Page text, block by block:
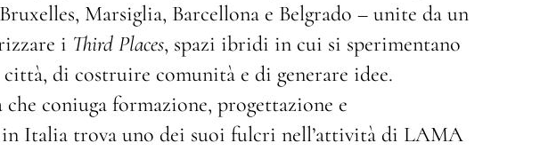
Marsiglia, Barcellona e Belgrado – unite da un
i Third Places, spazi ibridi in cui si sperimentano
di costruire comunità e di generare idee.
coniuga formazione, progettazione e
in Italia trova uno dei suoi fulcri nell’attività di LAMA